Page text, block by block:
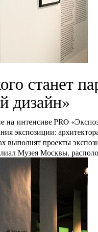
станет
дизайн»
интенсиве PRO
экспозиции:
выполнят проекты
Музея Москвы,